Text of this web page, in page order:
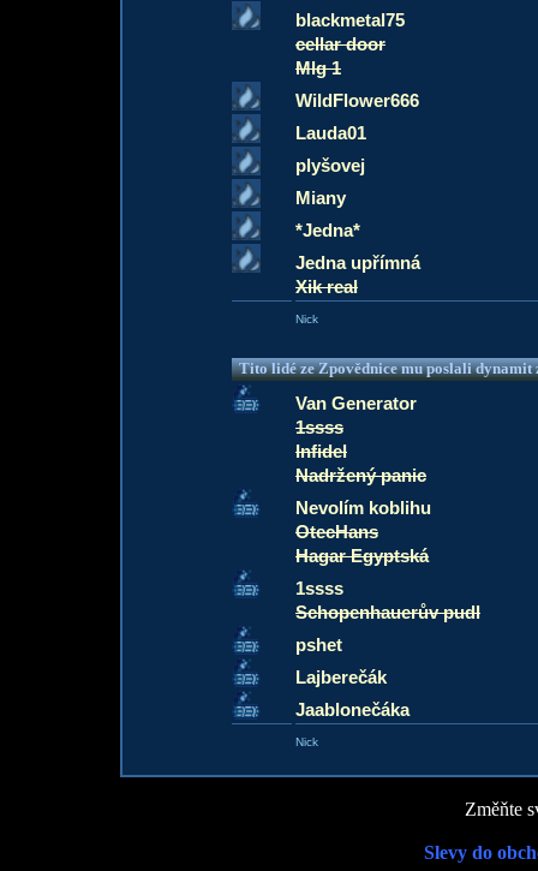
blackmetal75
cellar door
Mlg 1
WildFlower666
Lauda01
plyšovej
Miany
*Jedna*
Jedna upřímná
Xik real
Nick
Tito lidé ze Zpovědnice mu poslali dynamit
Van Generator
1ssss
Infidel
Nadržený panic
Nevolím koblihu
OtecHans
Hagar Egyptská
1ssss
Schopenhauerův pudl
pshet
Lajberečák
Jaablonečáka
Nick
Změňte
Slevy do